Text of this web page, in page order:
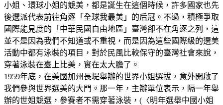
小姐、環球小姐的競美，都是誕生在這個時候，許多國家也先
後選派代表前往角逐「全球我最美」的后冠。不過，積極爭取
國際能見度的「中華民國自由地區」臺灣卻不在角逐之列，這
並不是因為我們不知道或不重視，而是因為這些國際級的選美
活動中都有泳裝的項目，對於民風比較保守的臺灣社會來說，
穿著泳裝在臺上比美，實在太大膽了。
1959年底，在美國加州長堤舉辦的世界小姐選拔，意外開啟了
我們參與世界選美的大門。那一年，主辦單位表示，隔一年舉
辦的世姐競選，參賽者不需穿著泳裝，(〈明年選舉中國小姐